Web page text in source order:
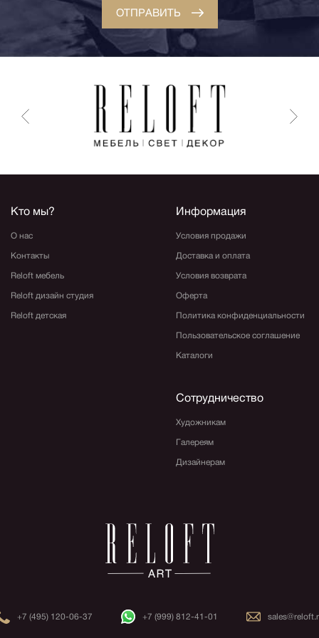
ОТПРАВИТЬ
Кто мы?
О нас
Контакты
Reloft мебель
Reloft дизайн студия
Reloft детская
Информация
Условия продажи
Доставка и оплата
Условия возврата
Оферта
Политика конфиденциальности
Пользовательское соглашение
Каталоги
Сотрудничество
Художникам
Галереям
Дизайнерам
+7 (495) 120-06-37 +7 (999) 812-41-01